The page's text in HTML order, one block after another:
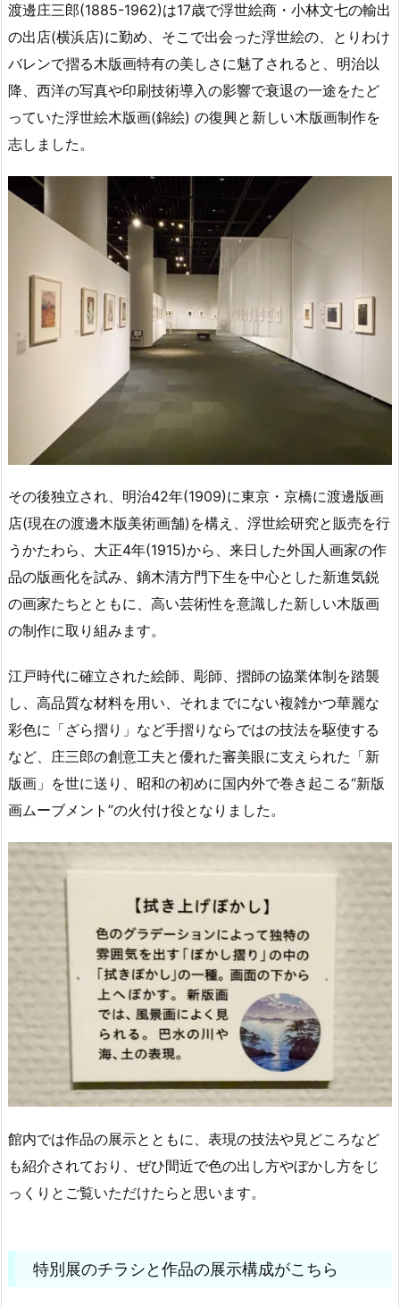
渡邊庄三郎(1885-1962)は17歳で浮世絵商・小林文七の輸出
の出店(横浜店)に勤め、そこで出会った浮世絵の、とりわけ
バレンで摺る木版画特有の美しさに魅了されると、明治以
降、西洋の写真や印刷技術導入の影響で衰退の一途をたど
っていた浮世絵木版画(錦絵) の復興と新しい木版画制作を
志しました。
その後独立され、明治42年(1909)に東京・京橋に渡邊版画
店(現在の渡邊木版美術画舗)を構え、浮世絵研究と販売を行
うかたわら、大正4年(1915)から、来日した外国人画家の作
品の版画化を試み、鏑木清方門下生を中心とした新進気鋭
の画家たちとともに、高い芸術性を意識した新しい木版画
の制作に取り組みます。
江戸時代に確立された絵師、彫師、摺師の協業体制を踏襲
し、高品質な材料を用い、それまでにない複雑かつ華麗な
彩色に「ざら摺り」など手摺りならではの技法を駆使する
など、庄三郎の創意工夫と優れた審美眼に支えられた「新
版画」を世に送り、昭和の初めに国内外で巻き起こる“新版
画ムーブメント”の火付け役となりました。
館内では作品の展示とともに、表現の技法や見どころなど
も紹介されており、ぜひ間近で色の出し方やぼかし方をじ
っくりとご覧いただけたらと思います。
特別展のチラシと作品の展示構成がこちら